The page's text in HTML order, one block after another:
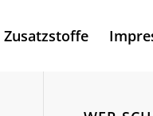
Zusatzstoffe